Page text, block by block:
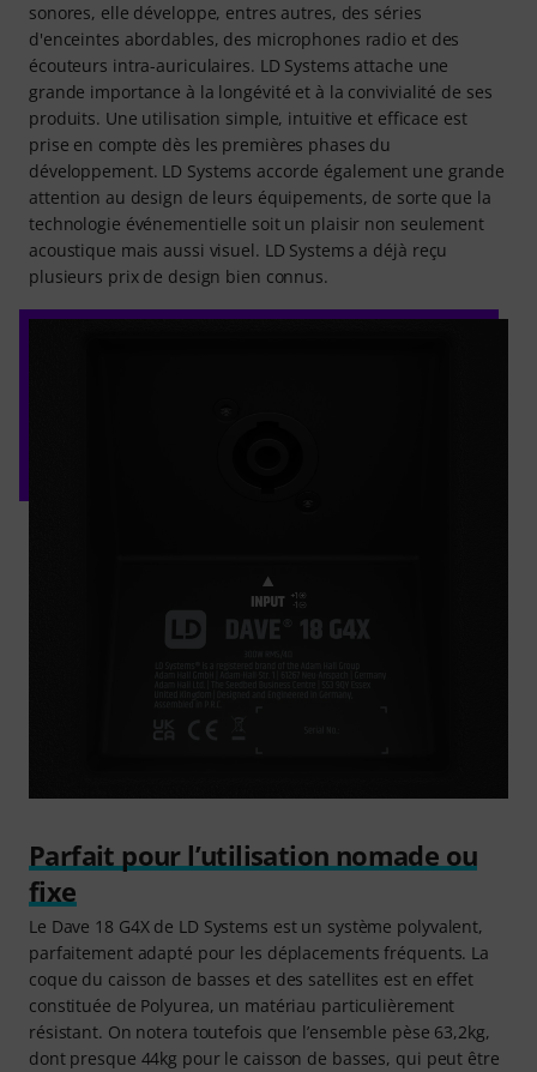
sonores, elle développe, entres autres, des séries
d'enceintes abordables, des microphones radio et des
écouteurs intra-auriculaires. LD Systems attache une
grande importance à la longévité et à la convivialité de ses
produits. Une utilisation simple, intuitive et efficace est
prise en compte dès les premières phases du
développement. LD Systems accorde également une grande
attention au design de leurs équipements, de sorte que la
technologie événementielle soit un plaisir non seulement
acoustique mais aussi visuel. LD Systems a déjà reçu
plusieurs prix de design bien connus.
Parfait pour l’utilisation nomade ou
fixe
Le Dave 18 G4X de LD Systems est un système polyvalent,
parfaitement adapté pour les déplacements fréquents. La
coque du caisson de basses et des satellites est en effet
constituée de Polyurea, un matériau particulièrement
résistant. On notera toutefois que l’ensemble pèse 63,2kg,
dont presque 44kg pour le caisson de basses, qui peut être